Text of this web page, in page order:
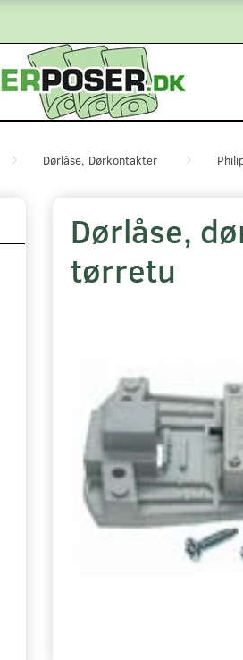
Dørlåse, Dørkontakter
Dørlåse,
tørretu